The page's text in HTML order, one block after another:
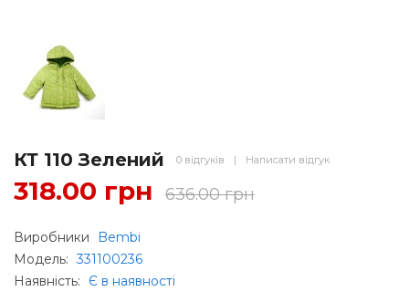
КТ 110 Зелений 0 відгуків | Написати відгук
318.00 грн 636.00 грн
Виробники
Bembi
Модель: 331100236
Наявність:
Є в наявності